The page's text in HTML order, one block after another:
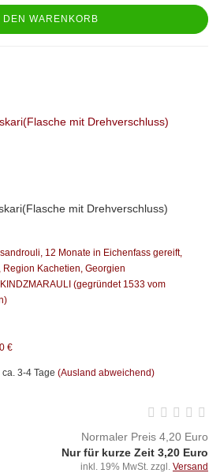
DEN WARENKORB
mit Drehverschluss)
12 Monate in Eichenfass gereift,
Kachetien, Georgien
(gegründet 1533 vom
€
ca. 3-4 Tage (Ausland abweichend)
Normaler Preis 4,20 Euro
Nur für kurze Zeit 3,20 Euro
inkl. 19% MwSt. zzgl. Versand